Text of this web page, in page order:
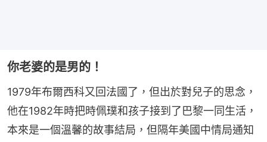
你老婆的是男的！
1979年布爾西科又回法國了，但出於對兒子的思念，
他在1982年時把時佩璞和孩子接到了巴黎一同生活，
本來是一個溫馨的故事結局，但隔年美國中情局通知